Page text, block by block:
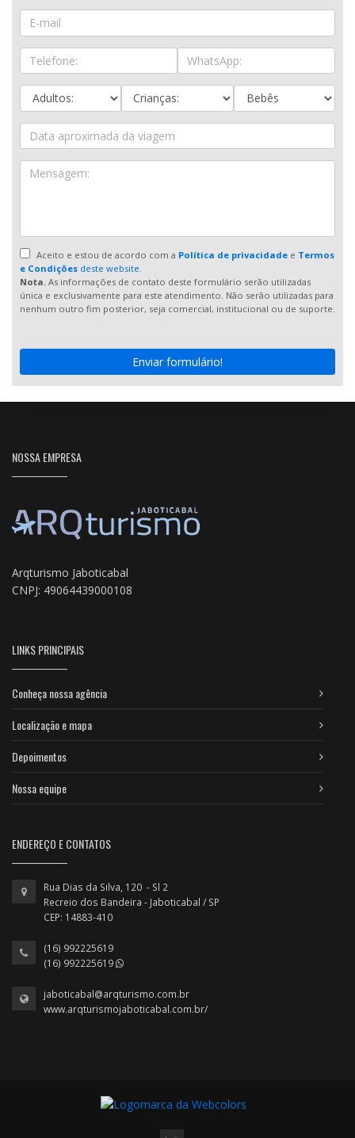
Aceito e estou de acordo com a Política de privacidadee Termos
e Condições deste website.
Nota. As informações de contato deste formulário serão utilizadas
única e exclusivamente para este atendimento. Não serão utilizadas para
nenhum outro fim posterior, seja comercial, institucional ou de suporte.
Enviar formulário!
NOSSA EMPRESA
Arqturismo Jaboticabal
CNPJ: 49064439000108
LINKS PRINCIPAIS
Conheça nossa agência
Localização e mapa
Depoimentos
Nossa equipe
ENDEREÇO E CONTATOS
Rua Dias da Silva, 120 - Sl 2
Recreio dos Bandeira - Jaboticabal / SP
CEP: 14883-410
(16) 992225619
(16) 992225619
jaboticabal@arqturismo.com.br
www.arqturismojaboticabal.com.br/